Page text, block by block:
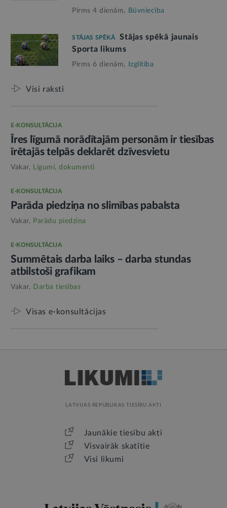
Pirms 4 dienām, Būvniecība
STĀJAS SPĒKĀ
Stājas spēkā jaunais
Sporta likums
Pirms 6 dienām, Izglītība
Visi raksti
E-KONSULTĀCIJA
Īres līgumā norādītajām personām ir tiesības
īrētajās telpās deklarēt dzīvesvietu
Vakar, Līgumi, dokumenti
E-KONSULTĀCIJA
Parāda piedziņa no slimības pabalsta
Vakar, Parādu piedziņa
E-KONSULTĀCIJA
Summētais darba laiks – darba stundas
atbilstoši grafikam
Vakar, Darba tiesības
Visas e-konsultācijas
LATVIJAS REPUBLIKAS TIESĪBU AKTI
Jaunākie tiesību akti
Visvairāk skatītie
Visi likumi